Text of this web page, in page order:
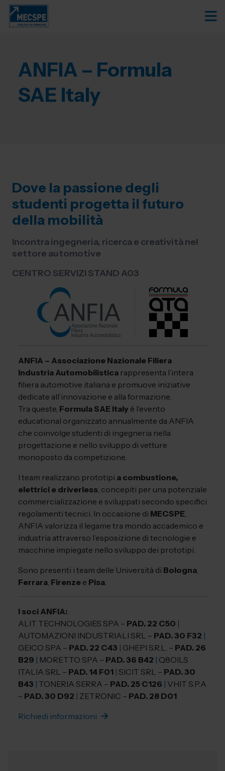
ANFIA – Formula
SAE Italy
Dove la passione degli
studenti progetta il futuro
della mobilità
Incontra ingegneria, ricerca e creatività nel
settore automotive
CENTRO SERVIZI STAND A03
ANFIA – Associazione Nazionale Filiera
Industria Automobilistica rappresenta l’intera
filiera automotive italiana e promuove iniziative
dedicate all’innovazione e alla formazione.
Tra queste, Formula SAE Italy è l’evento
educational organizzato annualmente da ANFIA
che coinvolge studenti di ingegneria nella
progettazione e nello sviluppo di vetture
monoposto da competizione.
I team realizzano prototipi a combustione,
elettrici e driverless, concepiti per una potenziale
commercializzazione e sviluppati secondo specifici
regolamenti tecnici. In occasione di MECSPE,
ANFIA valorizza il legame tra mondo accademico e
industria attraverso l’esposizione di tecnologie e
macchine impiegate nello sviluppo dei prototipi.
Sono presenti i team delle Università di Bologna,
Ferrara, Firenze e Pisa.
I soci ANFIA:
ALIT TECHNOLOGIES SPA – PAD. 22 C50 |
AUTOMAZIONI INDUSTRIALI SRL – PAD. 30 F32 |
GEICO SPA – PAD. 22 C43 | GHEPI S.R.L. – PAD. 26
B29 | MORETTO SPA – PAD. 36 B42 | Q8OILS
ITALIA SRL – PAD. 14 F01 | SICIT SRL – PAD. 30
B43 | TONERIA SERRA – PAD. 25 C126 | VHIT S.P.A
– PAD. 30 D92 | ZETRONIC – PAD. 28 D01
Richiedi informazioni